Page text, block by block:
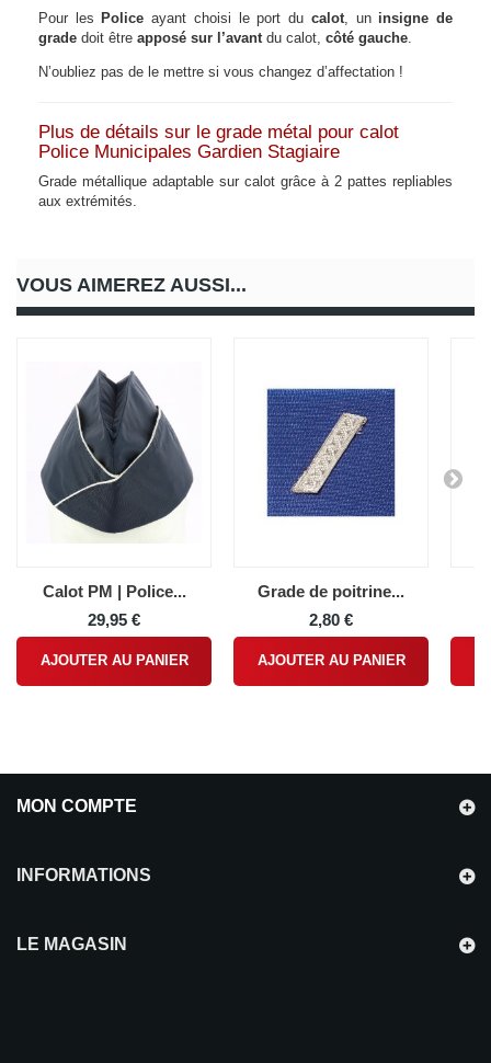
Pour les Police ayant choisi le port du calot, uninsigne de
grade doit être apposé sur l’avantdu calot, côté gauche.
N’oubliez pas de le mettre si vous changez d’affectation !
Plus de détails sur le grade métal pour calot
Police Municipales Gardien Stagiaire
Grade métallique adaptable sur calot grâce à 2 pattes repliables
aux extrémités.
VOUS AIMEREZ AUSSI...
Calot PM | Police...
29,95 €
AJOUTER AU PANIER
Grade de poitrine...
2,80 €
AJOUTER AU PANIER
MON COMPTE
INFORMATIONS
LE MAGASIN